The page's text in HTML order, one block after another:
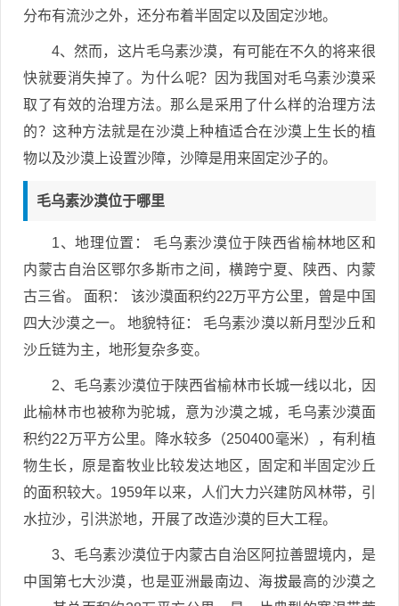
分布有流沙之外，还分布着半固定以及固定沙地。
4、然而，这片毛乌素沙漠，有可能在不久的将来很
快就要消失掉了。为什么呢？因为我国对毛乌素沙漠采
取了有效的治理方法。那么是采用了什么样的治理方法
的？这种方法就是在沙漠上种植适合在沙漠上生长的植
物以及沙漠上设置沙障，沙障是用来固定沙子的。
毛乌素沙漠位于哪里
1、地理位置： 毛乌素沙漠位于陕西省榆林地区和
内蒙古自治区鄂尔多斯市之间，横跨宁夏、陕西、内蒙
古三省。 面积： 该沙漠面积约22万平方公里，曾是中国
四大沙漠之一。 地貌特征： 毛乌素沙漠以新月型沙丘和
沙丘链为主，地形复杂多变。
2、毛乌素沙漠位于陕西省榆林市长城一线以北，因
此榆林市也被称为驼城，意为沙漠之城，毛乌素沙漠面
积约22万平方公里。降水较多（250400毫米），有利植
物生长，原是畜牧业比较发达地区，固定和半固定沙丘
的面积较大。1959年以来，人们大力兴建防风林带，引
水拉沙，引洪淤地，开展了改造沙漠的巨大工程。
3、毛乌素沙漠位于内蒙古自治区阿拉善盟境内，是
中国第七大沙漠，也是亚洲最南边、海拔最高的沙漠之